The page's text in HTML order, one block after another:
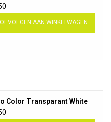
AAN WINKELWAGEN
Color Transparant White